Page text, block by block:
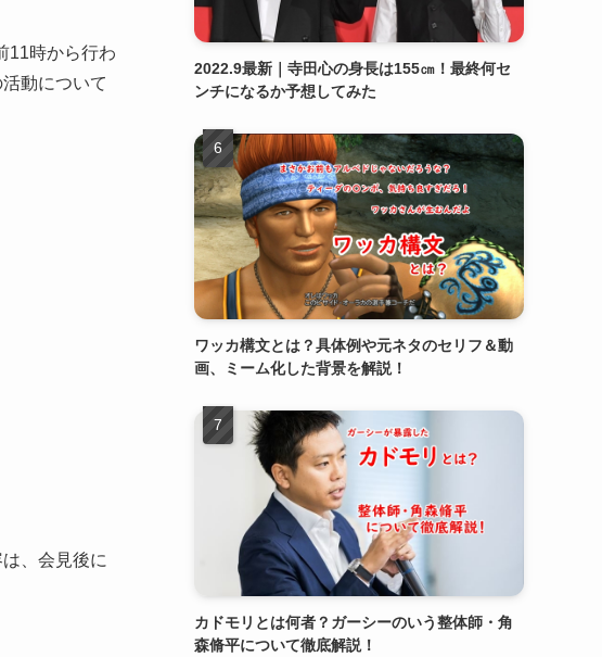
11時から行わ
動について
、会見後に
2022.9最新｜寺田心の身長は155㎝！最終何セ
ンチになるか予想してみた
ワッカ構文とは？具体例や元ネタのセリフ＆動
画、ミーム化した背景を解説！
カドモリとは何者？ガーシーのいう整体師・角
森脩平について徹底解説！